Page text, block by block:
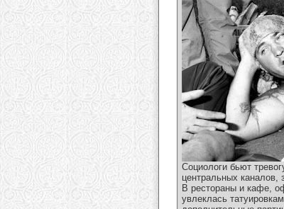
Социологи бьют
центральных каналов,
В рестораны и кафе,
увлеклась